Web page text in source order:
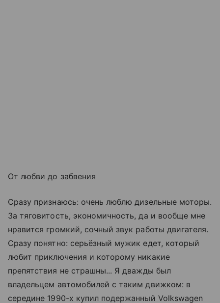
От любви до забвения
Сразу признаюсь: очень люблю дизельные моторы.
За тяговитость, экономичность, да и вообще мне
нравится громкий, сочный звук работы двигателя.
Сразу понятно: серьёзный мужик едет, который
любит приключения и которому никакие
препятствия не страшны... Я дважды был
владельцем автомобилей с таким движком: в
середине 1990-х купил подержанный Volkswagen